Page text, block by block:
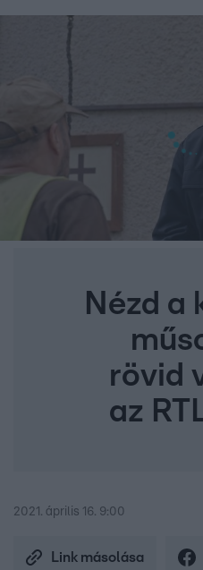
Nézd a
rövid
az
2021. április 16. 9:00
Link másolása